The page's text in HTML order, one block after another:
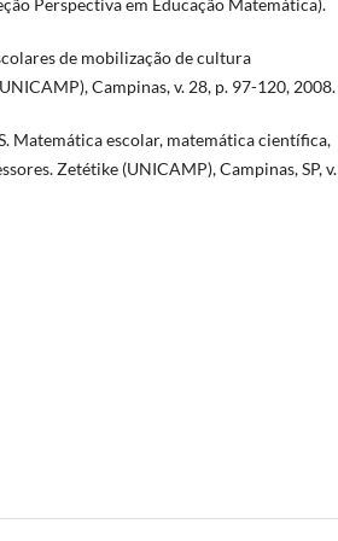
Perspectiva em Educação Matemática).
de mobilização de cultura
Campinas, v. 28, p. 97-120, 2008.
Matemática escolar, matemática científica,
Zetétike (UNICAMP), Campinas, SP, v.